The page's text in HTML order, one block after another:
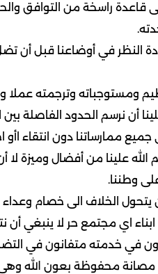
قاعدة راسخة من التوافق
النظر في أوضاعنا قبل أن
وترجمته عملا
أن نرسم الحدود الفاصلة
ممارساتنا دون انتقاء اأو
علينا من أفضال وميزة لا
وطننا.
الخلاف الى خصام وعداء
اي مجتمع حر لا ينبغي أن
خدمته متفانون في
مصانة محفوظة بعون الله